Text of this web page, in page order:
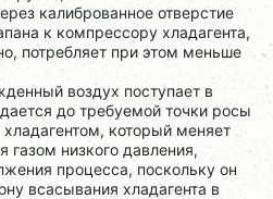
калиброванное отверстие
к компрессору хладагента,
потребляет при этом меньше
воздух поступает в
до требуемой точки росы
который меняет
газом низкого давления,
процесса, поскольку он
всасывания хладагента в